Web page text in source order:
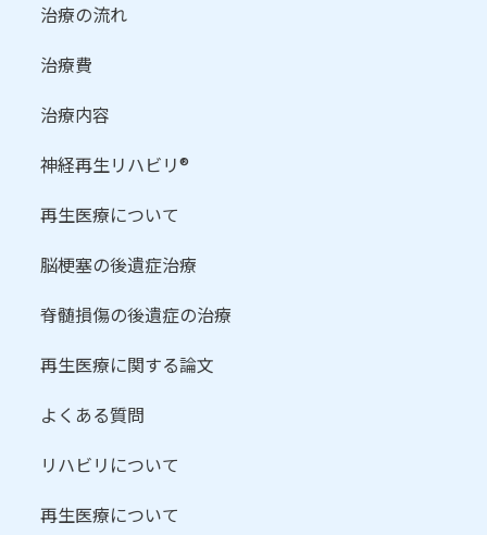
治療の流れ
治療費
治療内容
神経再生リハビリ®
再生医療について
脳梗塞の後遺症治療
脊髄損傷の後遺症の治療
再生医療に関する論文
よくある質問
リハビリについて
再生医療について